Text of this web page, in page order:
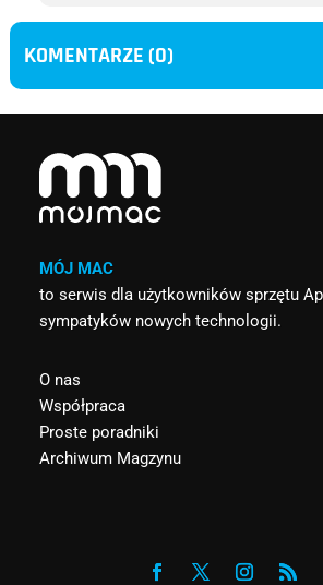
KOMENTARZE (0)
MÓJ MAC
to serwis dla użytkowników sprzętu
sympatyków nowych technologii.
O nas
Współpraca
Proste poradniki
Archiwum Magzynu